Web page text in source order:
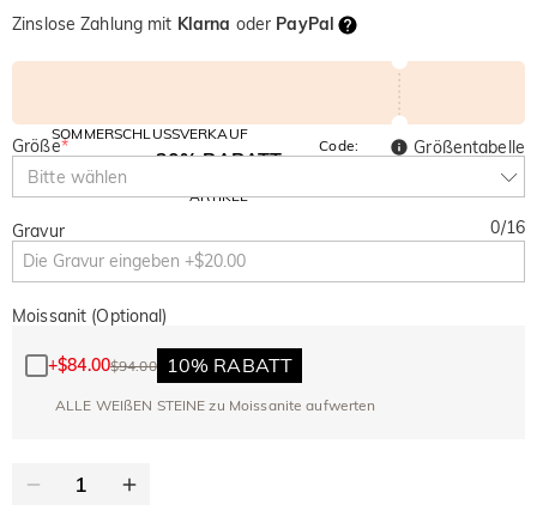
Zinslose Zahlung mit Klarna oder PayPal
SOMMERSCHLUSSVERKAUF
10% RABATT
AUF ALLES
30% RABATT
ARTIKEL
Code:
SUMMER
Größe*
Bitte wählen
Größentabelle
Gravur 0/16
Moissanit (Optional)
+$84.00$94.00 10% RABATT
ALLE WEIßEN STEINE zu Moissanite aufwerten